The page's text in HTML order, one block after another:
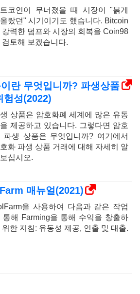
코인이 무너졌을 때 시장이 "붉게
랐던" 시기이기도 했습니다. Bitcoin
강력한 덤프와 시장의 회복을 Coin98
검토해 보겠습니다.
란 무엇입니까? 파생상품
험성(2022)
상품은 암호화폐 세계에 많은 유동
제공하고 있습니다. 그렇다면 암호
파생 상품은 무엇입니까? 여기에서
화 파생 상품 거래에 대해 자세히 알
십시오.
매뉴얼(2021)
을 사용하여 다음과 같은 작업
통해 Farming을 통해 수익을 창출하
위한 지침: 유동성 제공, 인출 및 대출.